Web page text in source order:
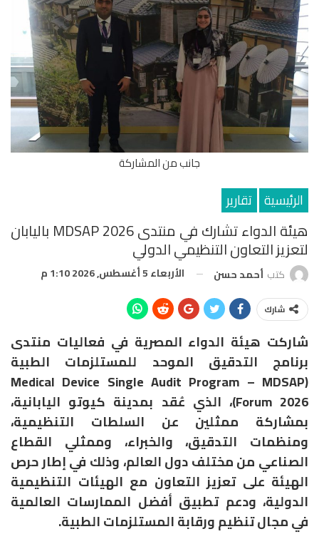
جانب من المشاركة
الرئيسية تقارير
هيئة الدواء تشارك في منتدى MDSAP 2026 باليابان
لتعزيز التعاون التنظيمي الدولي
كتب أحمد حسن الأربعاء 5 أغسطس, 2026 1:10 م
شارك
شاركت هيئة الدواء المصرية في فعاليات منتدى
برنامج التدقيق الموحد للمستلزمات الطبية
(Medical Device Single Audit Program – MDSAP
Forum 2026)، الذي عُقد بمدينة كيوتو اليابانية،
بمشاركة ممثلين عن السلطات التنظيمية،
ومنظمات التدقيق، والخبراء، وممثلي القطاع
الصناعي من مختلف دول العالم، وذلك في إطار حرص
الهيئة على تعزيز التعاون مع الهيئات التنظيمية
الدولية، ودعم تطبيق أفضل الممارسات العالمية
في مجال تنظيم ورقابة المستلزمات الطبية.